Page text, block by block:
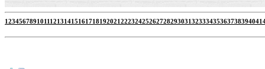
1234567891011121314151617181920212223242526272829303132333435363738394041